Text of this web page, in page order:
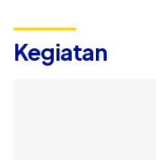
Kegiatan